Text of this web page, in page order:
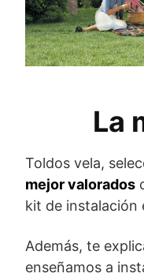
La
Toldos vela,
mejor valorados
kit de instalación
Además, te
enseñamos a